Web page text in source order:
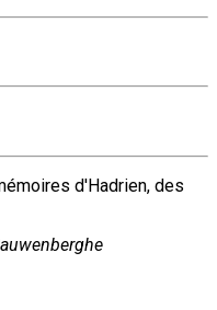
d'Hadrien, des